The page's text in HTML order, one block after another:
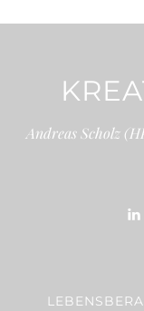
Andreas Scholz